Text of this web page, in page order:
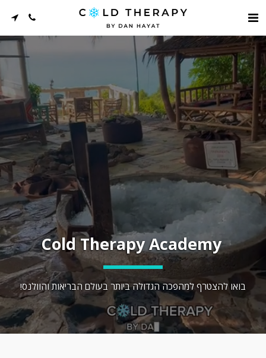
Cold Therapy Academy
בואו להצטרף למהפכה הגדולה ביותר בעולם הבריאות והוולנס!